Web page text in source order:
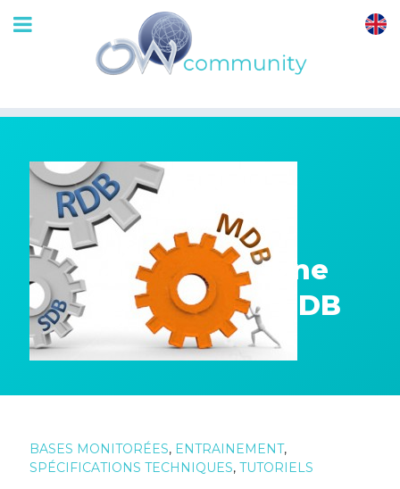
Mettre en route une
base monitorée MDB
23 Mai 2010
BASES MONITORÉES, ENTRAINEMENT,
SPÉCIFICATIONS TECHNIQUES, TUTORIELS